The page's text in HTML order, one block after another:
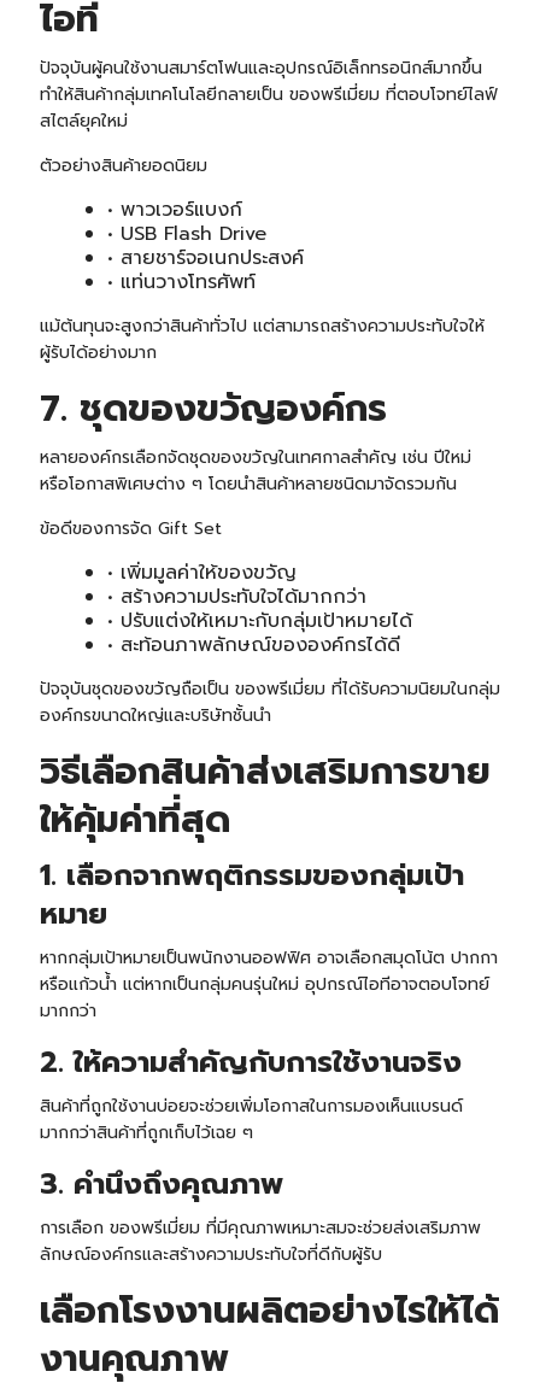
ไอที
ปัจจุบันผู้คนใช้งานสมาร์ตโฟนและอุปกรณ์อิเล็กทรอนิกส์มากขึ้น
ทำให้สินค้ากลุ่มเทคโนโลยีกลายเป็น ของพรีเมี่ยม ที่ตอบโจทย์ไลฟ์
สไตล์ยุคใหม่
ตัวอย่างสินค้ายอดนิยม
• พาวเวอร์แบงก์
• USB Flash Drive
• สายชาร์จอเนกประสงค์
• แท่นวางโทรศัพท์
แม้ต้นทุนจะสูงกว่าสินค้าทั่วไป แต่สามารถสร้างความประทับใจให้
ผู้รับได้อย่างมาก
7. ชุดของขวัญองค์กร
หลายองค์กรเลือกจัดชุดของขวัญในเทศกาลสำคัญ เช่น ปีใหม่
หรือโอกาสพิเศษต่าง ๆ โดยนำสินค้าหลายชนิดมาจัดรวมกัน
ข้อดีของการจัด Gift Set
• เพิ่มมูลค่าให้ของขวัญ
• สร้างความประทับใจได้มากกว่า
• ปรับแต่งให้เหมาะกับกลุ่มเป้าหมายได้
• สะท้อนภาพลักษณ์ขององค์กรได้ดี
ปัจจุบันชุดของขวัญถือเป็น ของพรีเมี่ยม ที่ได้รับความนิยมในกลุ่ม
องค์กรขนาดใหญ่และบริษัทชั้นนำ
วิธีเลือกสินค้าส่งเสริมการขาย
ให้คุ้มค่าที่สุด
1. เลือกจากพฤติกรรมของกลุ่มเป้า
หมาย
หากกลุ่มเป้าหมายเป็นพนักงานออฟฟิศ อาจเลือกสมุดโน้ต ปากกา
หรือแก้วน้ำ แต่หากเป็นกลุ่มคนรุ่นใหม่ อุปกรณ์ไอทีอาจตอบโจทย์
มากกว่า
2. ให้ความสำคัญกับการใช้งานจริง
สินค้าที่ถูกใช้งานบ่อยจะช่วยเพิ่มโอกาสในการมองเห็นแบรนด์
มากกว่าสินค้าที่ถูกเก็บไว้เฉย ๆ
3. คำนึงถึงคุณภาพ
การเลือก ของพรีเมี่ยม ที่มีคุณภาพเหมาะสมจะช่วยส่งเสริมภาพ
ลักษณ์องค์กรและสร้างความประทับใจที่ดีกับผู้รับ
เลือกโรงงานผลิตอย่างไรให้ได้
งานคุณภาพ